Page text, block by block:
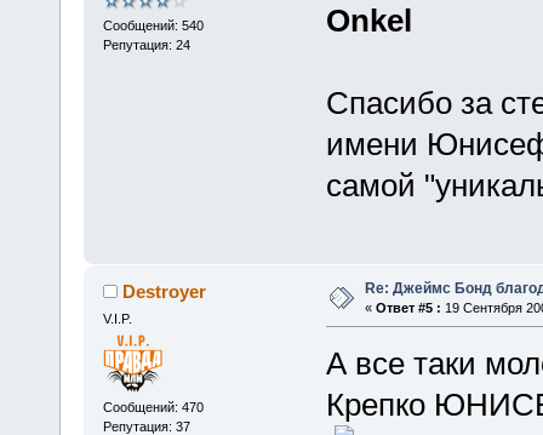
Сообщений: 540
Репутация: 24
Onkel
Спасибо за
имени Юнисеф
самой
Destroyer
V.I.P.
Сообщений: 470
Репутация: 37
Re: Джеймс Бонд
« Ответ #5 : 19 Сентября
А все таки
Крепко